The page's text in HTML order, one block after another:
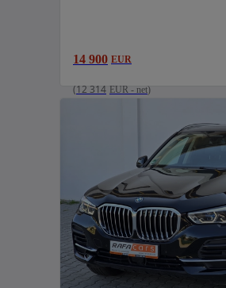
14 900 EUR
(12 314 EUR - net)